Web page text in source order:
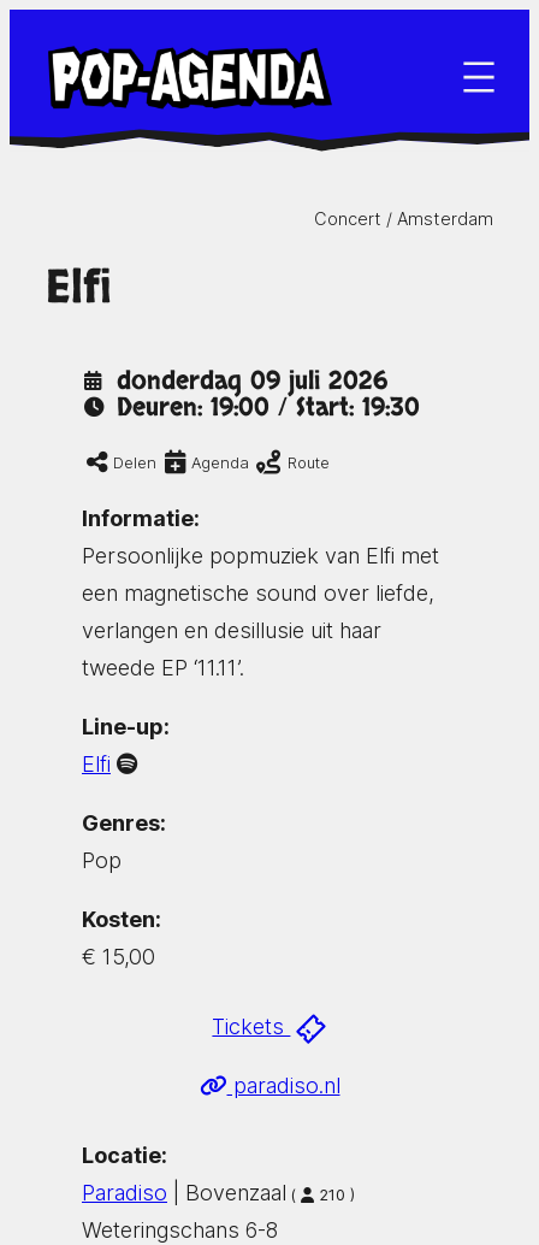
naar
inhoud
Concert / Amsterdam
Elfi
donderdag 09 juli 2026
Deuren: 19:00 / Start: 19:30
Delen Agenda Route
Informatie:
Persoonlijke popmuziek van Elfi met
een magnetische sound over liefde,
verlangen en desillusie uit haar
tweede EP ‘11.11’.
Line-up:
Elfi
Genres:
Pop
Kosten:
€ 15,00
Tickets
paradiso.nl
Locatie:
Paradiso | Bovenzaal ( 210 )
Weteringschans 6-8